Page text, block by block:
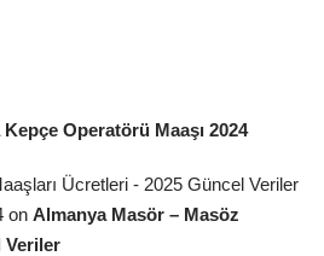
Kepçe Operatörü Maaşı 2024
Ücretleri - 2025 Güncel Veriler
on Almanya Masör – Masöz
Veriler